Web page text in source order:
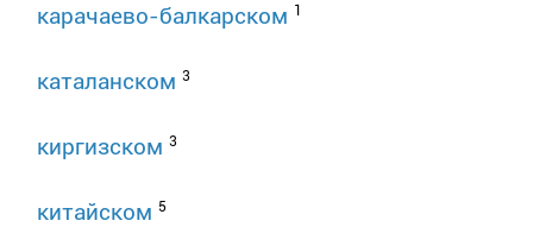
карачаево-балкарском 1
каталанском 3
киргизском 3
китайском 5